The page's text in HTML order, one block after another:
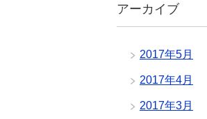
アーカイブ
2017年5月
2017年4月
2017年3月